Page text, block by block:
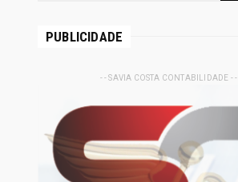
PUBLICIDADE
- - SAVIA COSTA CONTABILIDADE - -